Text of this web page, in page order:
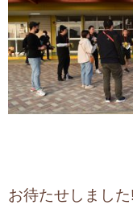
お待たせしました